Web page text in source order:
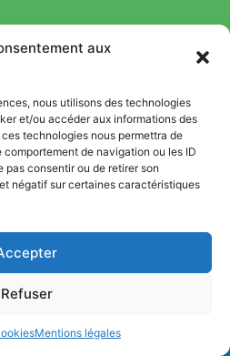
aux
nous utilisons des technologies
et/ou accéder aux informations des
technologies nous permettra de
de navigation ou les ID
pas consentir ou de retirer son
négatif sur certaines caractéristiques
Refuser
Mentions légales
méthode Jean-Michel Cohen pour
droits réservés |Bromance
être, Nutrition et Sport
méthode Jean-Michel Cohen pour
de poids durable